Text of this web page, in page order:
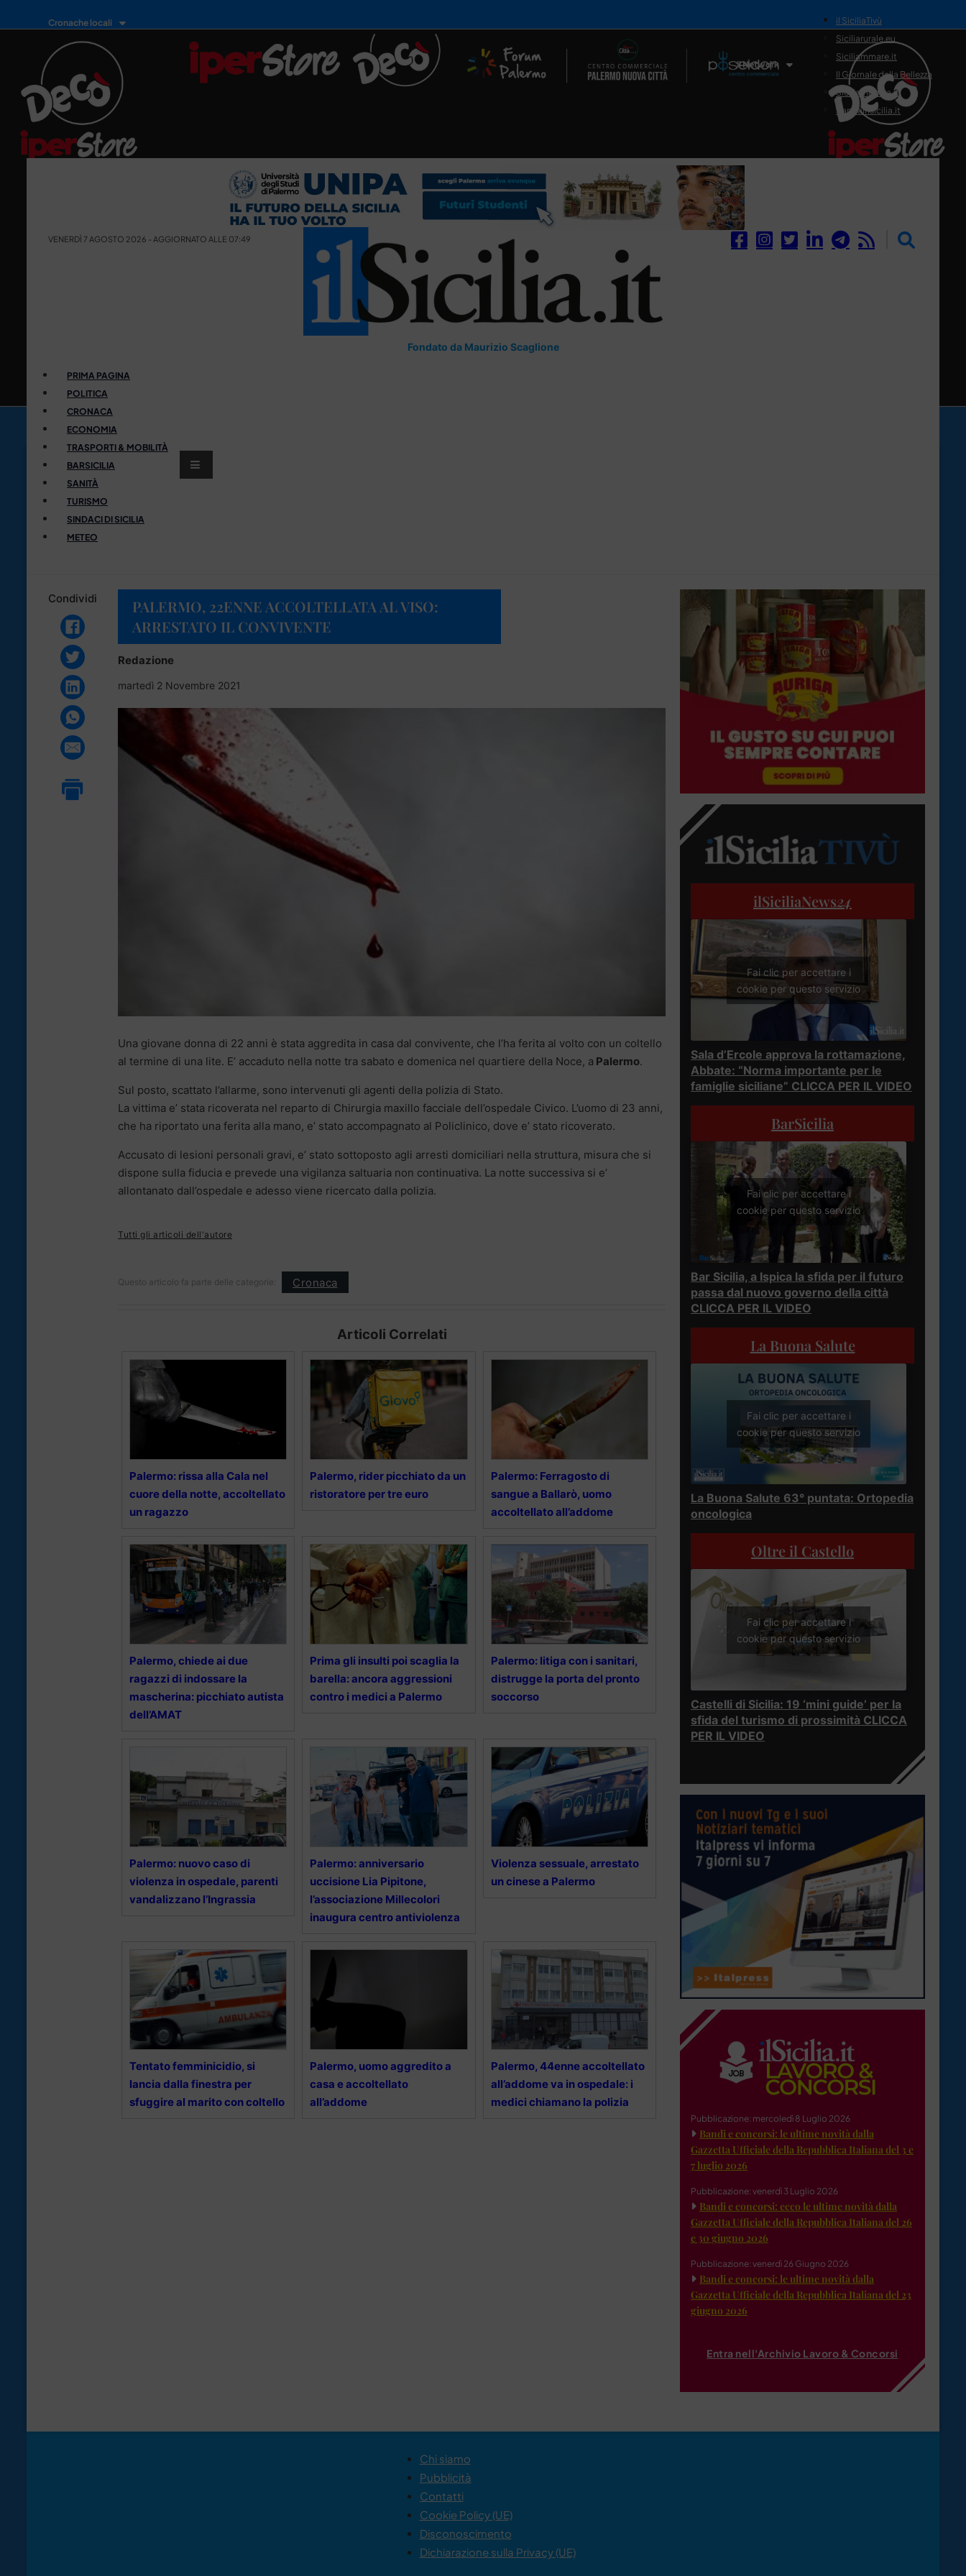
Cronache locali
Il Network
il SiciliaTivù
Siciliarurale.eu
Siciliammare.it
Il Giornale della Bellezza
Siciliamedica.it
Sanitainsicilia.it
VENERDÌ 7 AGOSTO 2026 - AGGIORNATO ALLE 07:49
Fondato da Maurizio Scaglione
PRIMA PAGINA
POLITICA
CRONACA
ECONOMIA
TRASPORTI & MOBILITÀ
BARSICILIA
SANITÀ
TURISMO
SINDACI DI SICILIA
METEO
Condividi
PALERMO, 22ENNE ACCOLTELLATA AL VISO:
ARRESTATO IL CONVIVENTE
Redazione
martedì 2 Novembre 2021
Una giovane donna di 22 anni è stata aggredita in casa dal convivente, che l’ha ferita al volto con un coltello
al termine di una lite. E’ accaduto nella notte tra sabato e domenica nel quartiere della Noce, a Palermo.
Sul posto, scattato l’allarme, sono intervenuti gli agenti della polizia di Stato.
La vittima e’ stata ricoverata nel reparto di Chirurgia maxillo facciale dell’ospedale Civico. L’uomo di 23 anni,
che ha riportato una ferita alla mano, e’ stato accompagnato al Policlinico, dove e’ stato ricoverato.
Accusato di lesioni personali gravi, e’ stato sottoposto agli arresti domiciliari nella struttura, misura che si
dispone sulla fiducia e prevede una vigilanza saltuaria non continuativa. La notte successiva si e’
allontanato dall’ospedale e adesso viene ricercato dalla polizia.
Tutti gli articoli dell'autore
Questo articolo fa parte delle categorie: Cronaca
Articoli Correlati
Palermo: rissa alla Cala nel
cuore della notte, accoltellato
un ragazzo
Palermo, rider picchiato da un
ristoratore per tre euro
Palermo: Ferragosto di
sangue a Ballarò, uomo
accoltellato all’addome
Palermo, chiede ai due
ragazzi di indossare la
mascherina: picchiato autista
dell’AMAT
Prima gli insulti poi scaglia la
barella: ancora aggressioni
contro i medici a Palermo
Palermo: litiga con i sanitari,
distrugge la porta del pronto
soccorso
Palermo: nuovo caso di
violenza in ospedale, parenti
vandalizzano l’Ingrassia
Palermo: anniversario
uccisione Lia Pipitone,
l’associazione Millecolori
inaugura centro antiviolenza
Violenza sessuale, arrestato
un cinese a Palermo
Tentato femminicidio, si
lancia dalla finestra per
sfuggire al marito con coltello
Palermo, uomo aggredito a
casa e accoltellato
all’addome
Palermo, 44enne accoltellato
all’addome va in ospedale: i
medici chiamano la polizia
ilSiciliaNews24
Fai clic per accettare i
cookie per questo servizio
Sala d’Ercole approva la rottamazione,
Abbate: “Norma importante per le
famiglie siciliane” CLICCA PER IL VIDEO
BarSicilia
Fai clic per accettare i
cookie per questo servizio
Bar Sicilia, a Ispica la sfida per il futuro
passa dal nuovo governo della città
CLICCA PER IL VIDEO
La Buona Salute
Fai clic per accettare i
cookie per questo servizio
La Buona Salute 63° puntata: Ortopedia
oncologica
Oltre il Castello
Fai clic per accettare i
cookie per questo servizio
Castelli di Sicilia: 19 ‘mini guide’ per la
sfida del turismo di prossimità CLICCA
PER IL VIDEO
Pubblicazione: mercoledì 8 Luglio 2026
Bandi e concorsi: le ultime novità dalla
Gazzetta Ufficiale della Repubblica Italiana del 3 e
7 luglio 2026
Pubblicazione: venerdì 3 Luglio 2026
Bandi e concorsi: ecco le ultime novità dalla
Gazzetta Ufficiale della Repubblica Italiana del 26
e 30 giugno 2026
Pubblicazione: venerdì 26 Giugno 2026
Bandi e concorsi: le ultime novità dalla
Gazzetta Ufficiale della Repubblica Italiana del 23
giugno 2026
Entra nell'Archivio Lavoro & Concorsi
Chi siamo
Pubblicità
Contatti
Cookie Policy (UE)
Disconoscimento
Dichiarazione sulla Privacy (UE)